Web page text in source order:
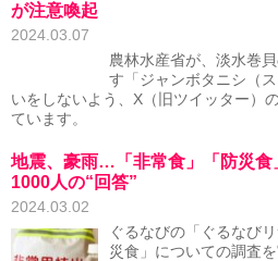
が注意喚起
2024.03.07
農林水産省が、淡水巻
す「ジャンボタニシ（
いをしないよう、X（旧ツイッター）
ています。
地震、豪雨…「非常食」「防災
1000人の“回答”
2024.03.02
ぐるなびの「ぐるなび
災食」についての調査